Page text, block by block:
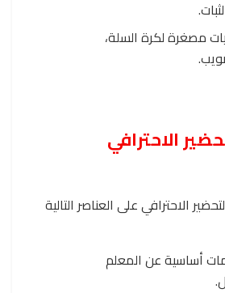
مصغرة لكرة السلة،
الاحترافي
الاحترافي على العناصر التالية
أساسية عن المعلم